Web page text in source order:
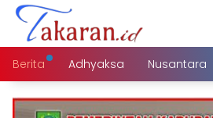
Langsung
konten
Berita
Adhyaksa Nusantara